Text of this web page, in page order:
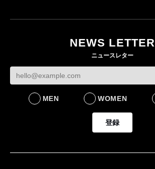
ケットなど7型を発売
FASHION
をラインナップ
LIFESTYLE
NEWS LETTER
ニュースレター
MEN WOMEN
登録